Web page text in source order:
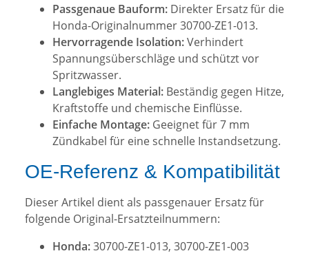
Passgenaue Bauform: Direkter Ersatz für die
Honda-Originalnummer 30700-ZE1-013.
Hervorragende Isolation:Verhindert
Spannungsüberschläge und schützt vor
Spritzwasser.
Langlebiges Material: Beständig gegen Hitze,
Kraftstoffe und chemische Einflüsse.
Einfache Montage: Geeignet für 7 mm
Zündkabel für eine schnelle Instandsetzung.
OE-Referenz & Kompatibilität
Dieser Artikel dient als passgenauer Ersatz für
folgende Original-Ersatzteilnummern:
Honda:30700-ZE1-013, 30700-ZE1-003